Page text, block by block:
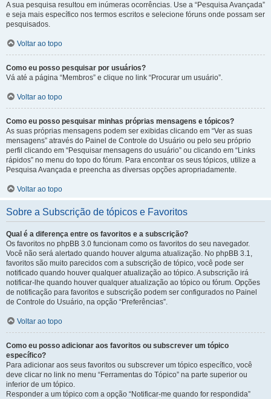
A sua pesquisa resultou em inúmeras ocorrências. Use a “Pesquisa Avançada”
e seja mais específico nos termos escritos e selecione fóruns onde possam ser
pesquisados.
Voltar ao topo
Como eu posso pesquisar por usuários?
Vá até a página “Membros” e clique no link “Procurar um usuário”.
Voltar ao topo
Como eu posso pesquisar minhas próprias mensagens e tópicos?
As suas próprias mensagens podem ser exibidas clicando em “Ver as suas
mensagens” através do Painel de Controle do Usuário ou pelo seu próprio
perfil clicando em “Pesquisar mensagens do usuário” ou clicando em “Links
rápidos” no menu do topo do fórum. Para encontrar os seus tópicos, utilize a
Pesquisa Avançada e preencha as diversas opções apropriadamente.
Voltar ao topo
Sobre a Subscrição de tópicos e Favoritos
Qual é a diferença entre os favoritos e a subscrição?
Os favoritos no phpBB 3.0 funcionam como os favoritos do seu navegador.
Você não será alertado quando houver alguma atualização. No phpBB 3.1,
favoritos são muito parecidos com a subscrição de tópico, você pode ser
notificado quando houver qualquer atualização ao tópico. A subscrição irá
notificar-lhe quando houver qualquer atualização ao tópico ou fórum. Opções
de notificação para favoritos e subscrição podem ser configurados no Painel
de Controle do Usuário, na opção “Preferências”.
Voltar ao topo
Como eu posso adicionar aos favoritos ou subscrever um tópico
específico?
Para adicionar aos seus favoritos ou subscrever um tópico específico, você
deve clicar no link no menu “Ferramentas do Tópico” na parte superior ou
inferior de um tópico.
Responder a um tópico com a opção “Notificar-me quando for respondida”